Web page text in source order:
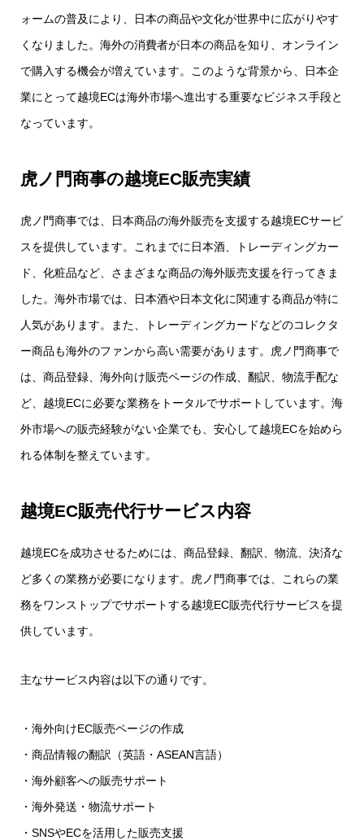
ォームの普及により、日本の商品や文化が世界中に広がりやす
くなりました。海外の消費者が日本の商品を知り、オンライン
で購入する機会が増えています。このような背景から、日本企
業にとって越境ECは海外市場へ進出する重要なビジネス手段と
なっています。
虎ノ門商事の越境EC販売実績
虎ノ門商事では、日本商品の海外販売を支援する越境ECサービ
スを提供しています。これまでに日本酒、トレーディングカー
ド、化粧品など、さまざまな商品の海外販売支援を行ってきま
した。海外市場では、日本酒や日本文化に関連する商品が特に
人気があります。また、トレーディングカードなどのコレクタ
ー商品も海外のファンから高い需要があります。虎ノ門商事で
は、商品登録、海外向け販売ページの作成、翻訳、物流手配な
ど、越境ECに必要な業務をトータルでサポートしています。海
外市場への販売経験がない企業でも、安心して越境ECを始めら
れる体制を整えています。
越境EC販売代行サービス内容
越境ECを成功させるためには、商品登録、翻訳、物流、決済な
ど多くの業務が必要になります。虎ノ門商事では、これらの業
務をワンストップでサポートする越境EC販売代行サービスを提
供しています。
主なサービス内容は以下の通りです。
・海外向けEC販売ページの作成
・商品情報の翻訳（英語・ASEAN言語）
・海外顧客への販売サポート
・海外発送・物流サポート
・SNSやECを活用した販売支援